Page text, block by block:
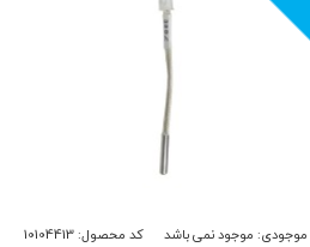
موجودی: موجود نمی باشد کد محصول:10104413